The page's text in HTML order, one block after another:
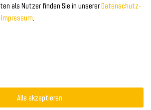
als Nutzer finden Sie in unsererDaten­schutz­
Impressum.
Alle akzeptieren